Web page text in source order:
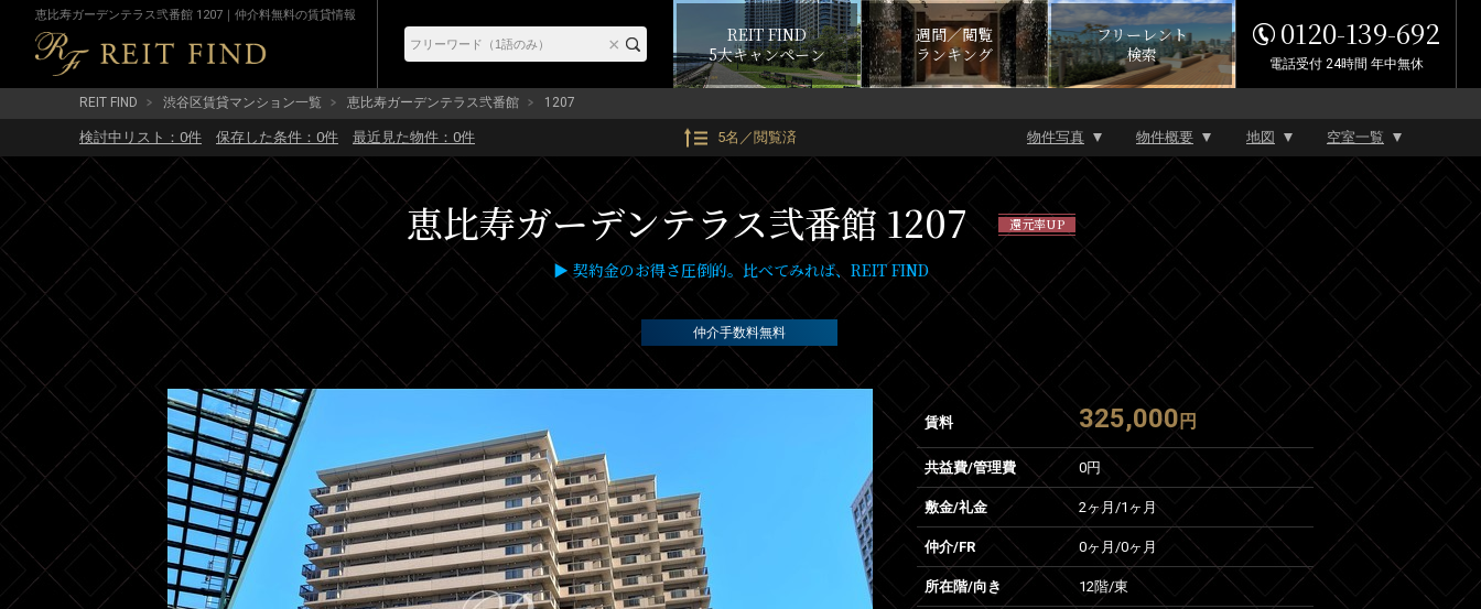
恵比寿ガーデンテラス弐番館 1207｜仲介料無料の賃貸情報
REIT FIND
5大キャンペーン
週間／閲覧
ランキング
フリーレント
検索
0120-139-692
電話受付 24時間 年中無休
REIT FIND 渋谷区賃貸マンション一覧 恵比寿ガーデンテラス弐番館 1207
検討中リスト： 0件 保存した条件： 0件 最近見た物件： 0件 5名／閲覧済 物件写真 物件概要 地図 空室一覧
恵比寿ガーデンテラス弐番館 1207 還元率UP
▶ 契約金のお得さ圧倒的。比べてみれば、REIT FIND
仲介手数料無料
賃料 325,000 円
共益費/管理費 0円
敷金/礼金 2ヶ月 /1ヶ月
仲介/FR 0ヶ月 /0ヶ月
所在階/向き 12階/東